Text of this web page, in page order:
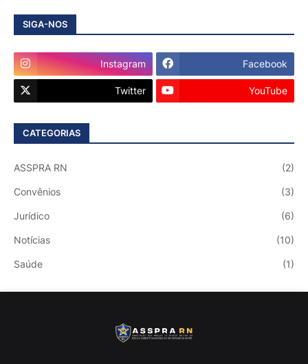
SIGA-NOS
Instagram Facebook
Twitter YouTube
CATEGORIAS
ASSPRA RN (2)
Convênios (3)
Jurídico (6)
Notícias (10)
Saúde (1)